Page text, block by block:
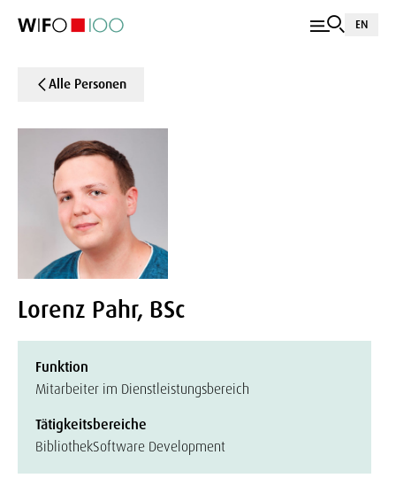
EN
Alle Personen
Lorenz Pahr, BSc
Funktion
Mitarbeiter im Dienstleistungsbereich
Tätigkeitsbereiche
BibliothekSoftware Development